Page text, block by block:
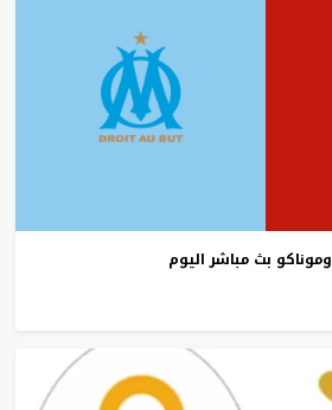
وموناكو بث مباشر اليوم